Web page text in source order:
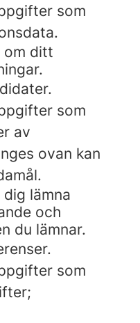
som
om ditt
som
av
ovan kan
lämna
och
du lämnar.
som